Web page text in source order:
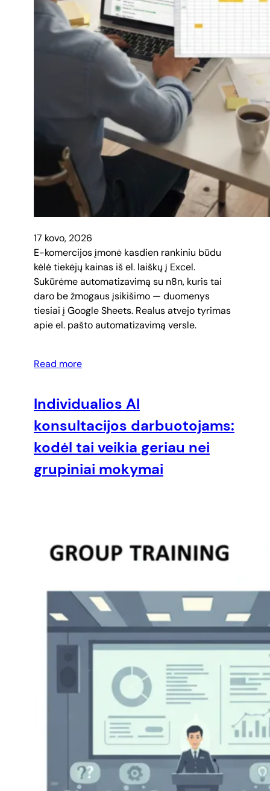
17 kovo, 2026
E-komercijos įmonė kasdien rankiniu būdu
kėlė tiekėjų kainas iš el. laiškų į Excel.
Sukūrėme automatizavimą su n8n, kuris tai
daro be žmogaus įsikišimo — duomenys
tiesiai į Google Sheets. Realus atvejo tyrimas
apie el. pašto automatizavimą versle.
Read more
Individualios AI
konsultacijos darbuotojams:
kodėl tai veikia geriau nei
grupiniai mokymai